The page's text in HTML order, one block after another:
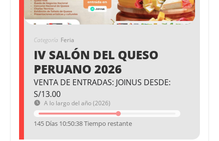
Categoría Feria
IV SALÓN DEL QUESO
PERUANO 2026
VENTA DE ENTRADAS: JOINUS DESDE:
S/13.00
A lo largo del año (2026)
145 Días 10:50:38 Tiempo restante